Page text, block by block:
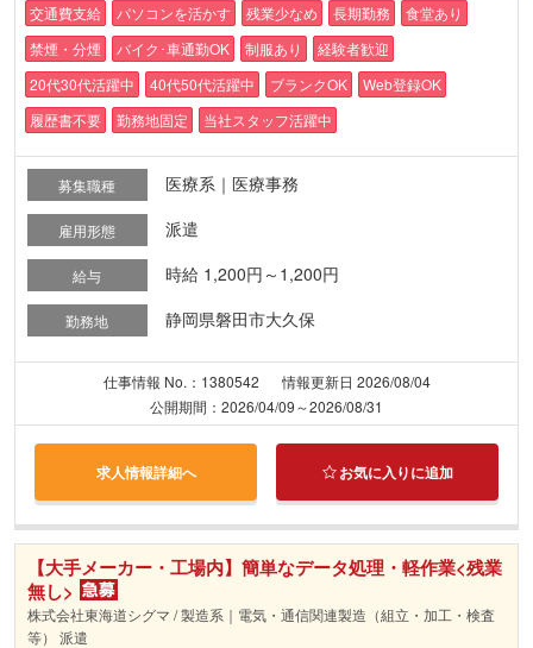
交通費支給 パソコンを活かす 残業少なめ 長期勤務
食堂あり
禁煙・分煙
バイク･車通勤OK 制服あり
経験者歓迎
20代30代活躍中
40代50代活躍中 ブランクOK
Web登録OK
履歴書不要
勤務地固定 当社スタッフ活躍中
募集職種 医療系｜医療事務
雇用形態 派遣
給与 時給 1,200円～1,200円
勤務地 静岡県磐田市大久保
仕事情報 No.：1380542
情報更新日 2026/08/04
公開期間：2026/04/09～2026/08/31
求人情報詳細へ お気に入りに追加
【大手メーカー・工場内】簡単なデータ処理・軽作業<残業
無し>
株式会社東海道シグマ / 製造系｜電気・通信関連製造（組立・加工・検査
等） 派遣